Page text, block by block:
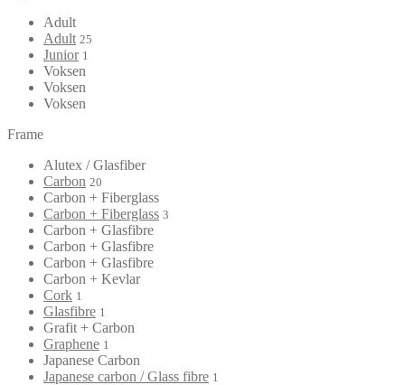
Adult
Adult 25
Junior 1
Voksen
Voksen
Voksen
Frame
Alutex / Glasfiber
Carbon 20
Carbon + Fiberglass
Carbon + Fiberglass 3
Carbon + Glasfibre
Carbon + Glasfibre
Carbon + Glasfibre
Carbon + Kevlar
Cork 1
Glasfibre 1
Grafit + Carbon
Graphene 1
Japanese Carbon
Japanese carbon / Glass fibre 1